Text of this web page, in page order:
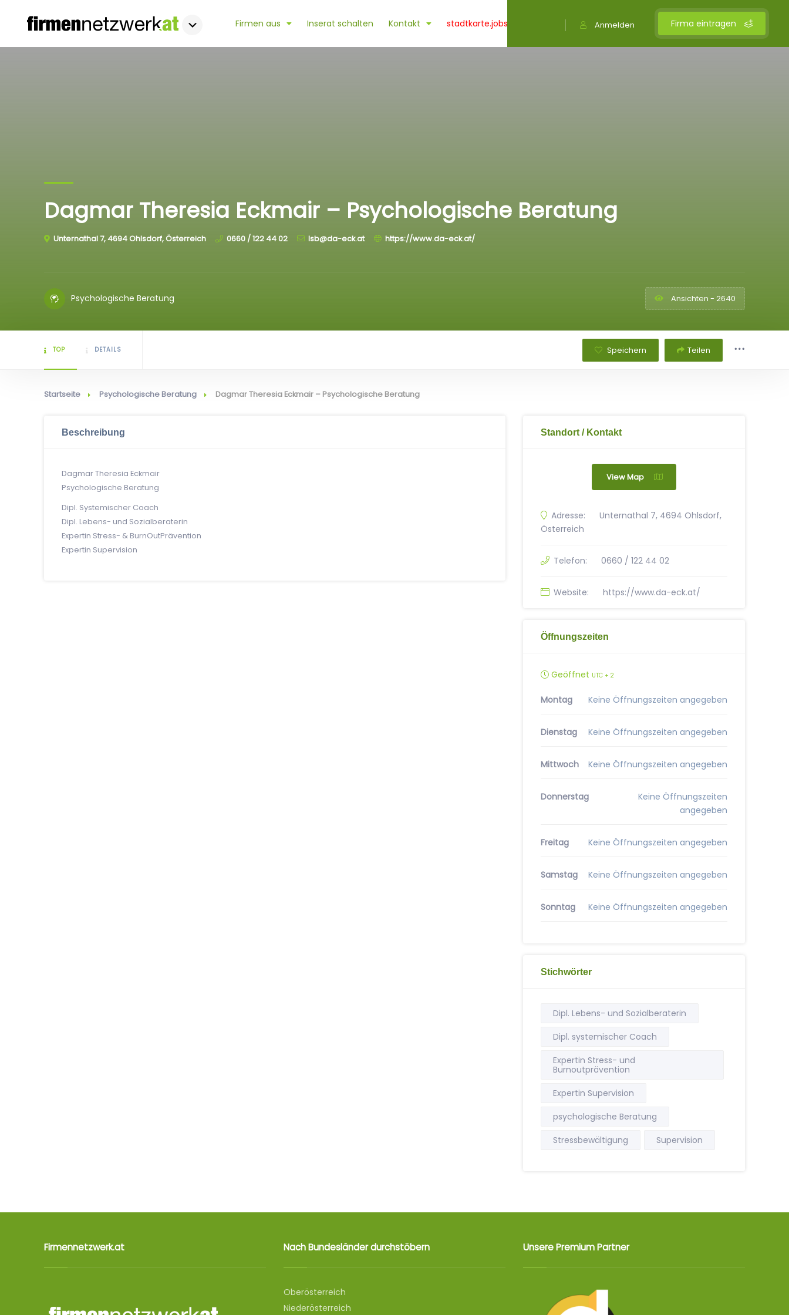
Firma eintragen
Anmelden
Firmen aus Inserat schalten Kontakt stadtkarte.jobs
Dagmar Theresia Eckmair – Psychologische Beratung
Unternathal 7, 4694 Ohlsdorf, Österreich 0660 / 122 44 02 lsb@da-eck.at https://www.da-eck.at/
Psychologische Beratung Ansichten - 2640
TOP DETAILS Speichern Teilen
Startseite Psychologische Beratung Dagmar Theresia Eckmair – Psychologische Beratung
Beschreibung
Dagmar Theresia Eckmair
Psychologische Beratung
Dipl. Systemischer Coach
Dipl. Lebens- und Sozialberaterin
Expertin Stress- & BurnOutPrävention
Expertin Supervision
Standort / Kontakt
View Map
Adresse:
Unternathal 7, 4694 Ohlsdorf,
Österreich
Telefon: 0660 / 122 44 02
Website: https://www.da-eck.at/
Öffnungszeiten
Geöffnet UTC + 2
Montag Keine Öffnungszeiten angegeben
Dienstag Keine Öffnungszeiten angegeben
Mittwoch Keine Öffnungszeiten angegeben
Donnerstag
Keine Öffnungszeiten
angegeben
Freitag Keine Öffnungszeiten angegeben
Samstag Keine Öffnungszeiten angegeben
Sonntag Keine Öffnungszeiten angegeben
Stichwörter
Dipl. Lebens- und Sozialberaterin
Dipl. systemischer Coach
Expertin Stress- und
Burnoutprävention
Expertin Supervision
psychologische Beratung
Stressbewältigung
Supervision
Firmennetzwerk.at Nach Bundesländer durchstöbern
Oberösterreich
Niederösterreich
Unsere Premium Partner